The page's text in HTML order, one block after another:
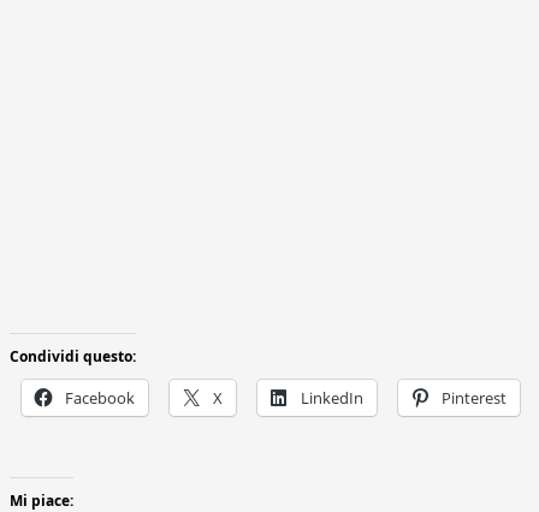
Condividi questo:
Facebook X LinkedIn Pinterest
Mi piace: